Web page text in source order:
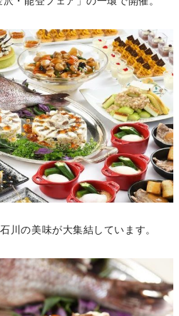
川の美味が大集結しています。